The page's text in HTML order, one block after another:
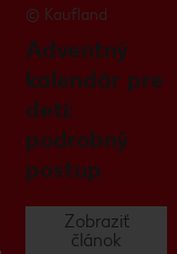
© Kaufland
Adventný
kalendár pre
deti:
podrobný
postup
Zobraziť
článok